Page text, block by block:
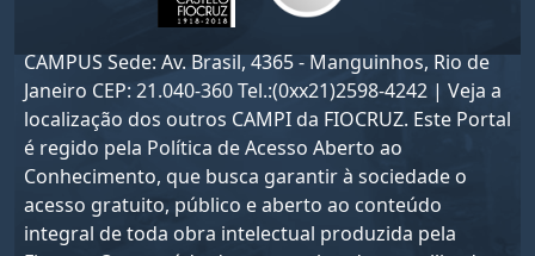
CAMPUS Sede: Av. Brasil, 4365 - Manguinhos, Rio de
Janeiro CEP: 21.040-360 Tel.:(0xx21)2598-4242 | Veja a
localização dos outros CAMPI da FIOCRUZ. Este Portal
é regido pela Política de Acesso Aberto ao
Conhecimento, que busca garantir à sociedade o
acesso gratuito, público e aberto ao conteúdo
integral de toda obra intelectual produzida pela